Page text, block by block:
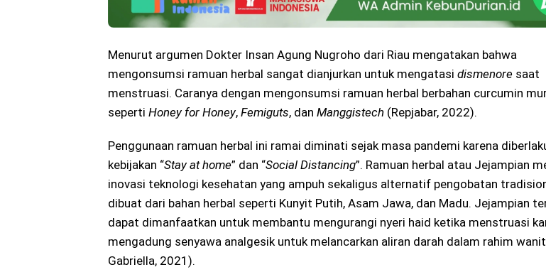
Menurut argumen Dokter Insan Agung Nugroho dari Riau mengatakan bahwa
mengonsumsi ramuan herbal sangat dianjurkan untuk mengatasi dismenore saat
menstruasi. Caranya dengan mengonsumsi ramuan herbal berbahan curcumin
seperti Honey for Honey, Femiguts, dan Manggistech (Repjabar, 2022).
Penggunaan ramuan herbal ini ramai diminati sejak masa pandemi karena
kebijakan “Stay at home” dan “Social Distancing”. Ramuan herbal atau Jejampian
inovasi teknologi kesehatan yang ampuh sekaligus alternatif pengobatan
dibuat dari bahan herbal seperti Kunyit Putih, Asam Jawa, dan Madu. Jejampian
dapat dimanfaatkan untuk membantu mengurangi nyeri haid ketika menstruasi
mengadung senyawa analgesik untuk melancarkan aliran darah dalam rahim
Gabriella, 2021).